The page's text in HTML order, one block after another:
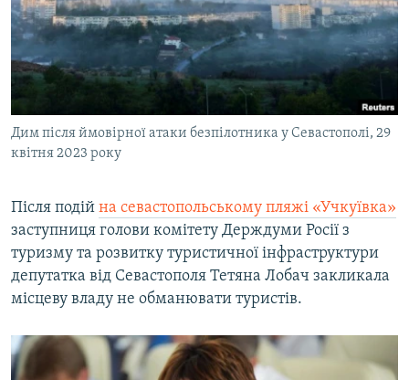
Дим після ймовірної атаки безпілотника у Севастополі, 29
квітня 2023 року
Після подій на севастопольському пляжі «Учкуївка»
заступниця голови комітету Держдуми Росії з
туризму та розвитку туристичної інфраструктури
депутатка від Севастополя Тетяна Лобач закликала
місцеву владу не обманювати туристів.